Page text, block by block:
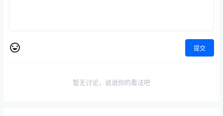
提交
暂无讨论，说说你的看法吧